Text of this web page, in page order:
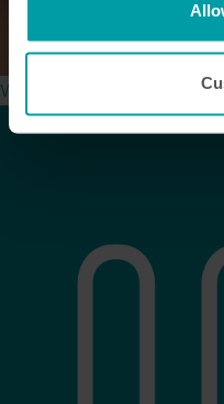
Kamstrup makes use of
cookie is installed by
You can at any time
Watch the Case-video